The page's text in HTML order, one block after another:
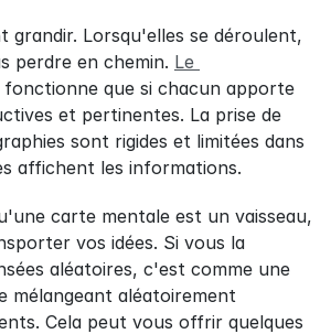
grandir. Lorsqu'elles se déroulent,
perdre en chemin. Le
fonctionne que si chacun apporte
et pertinentes. La prise de
sont rigides et limitées dans
affichent les informations.
carte mentale est un vaisseau,
vos idées. Si vous la
aléatoires, c'est comme une
mélangeant aléatoirement
Cela peut vous offrir quelques